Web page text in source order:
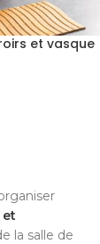
et vasque
et
la salle de